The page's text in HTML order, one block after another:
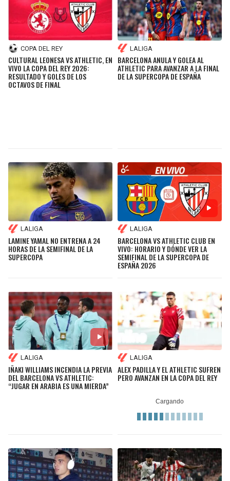
COPA DEL REY
CULTURAL LEONESA VS ATHLETIC, EN
VIVO LA COPA DEL REY 2026:
RESULTADO Y GOLES DE LOS
OCTAVOS DE FINAL
LALIGA
BARCELONA ANULA Y GOLEA AL
ATHLETIC PARA AVANZAR A LA FINAL
DE LA SUPERCOPA DE ESPAÑA
LALIGA
LAMINE YAMAL NO ENTRENA A 24
HORAS DE LA SEMIFINAL DE LA
SUPERCOPA
LALIGA
BARCELONA VS ATHLETIC CLUB EN
VIVO: HORARIO Y DÓNDE VER LA
SEMIFINAL DE LA SUPERCOPA DE
ESPAÑA 2026
LALIGA
IÑAKI WILLIAMS INCENDIA LA PREVIA
DEL BARCELONA VS ATHLETIC:
“JUGAR EN ARABIA ES UNA MIERDA”
LALIGA
ALEX PADILLA Y EL ATHLETIC SUFREN
PERO AVANZAN EN LA COPA DEL REY